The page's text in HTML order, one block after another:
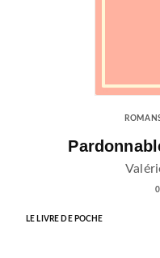
LE LIVRE DE POCHE